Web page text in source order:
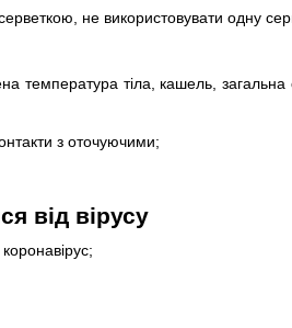
не використовувати одну
тіла, кашель, загальна
з оточуючими;
від вірусу